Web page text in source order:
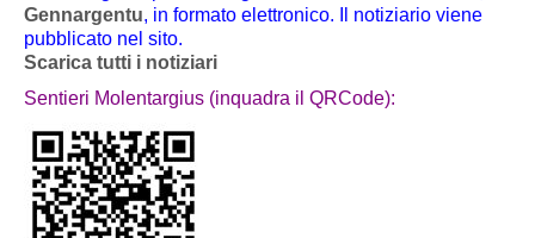
Gennargentu, in formato elettronico. Il notiziario viene
pubblicato nel sito.
Scarica tutti i notiziari
Sentieri Molentargius (inquadra il QRCode):